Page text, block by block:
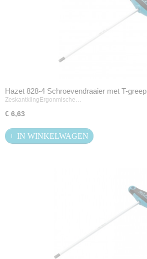
Hazet 828-4 Schroevendraaier met T-
ZeskantklingErgonmische…
€ 6,63
IN WINKELWAGEN